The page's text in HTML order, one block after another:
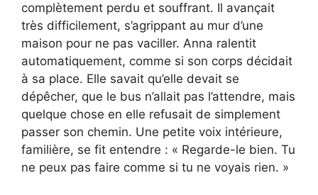
complètement perdu et souffrant. Il avançait
très difficilement, s’agrippant au mur d’une
maison pour ne pas vaciller. Anna ralentit
automatiquement, comme si son corps décidait
à sa place. Elle savait qu’elle devait se
dépêcher, que le bus n’allait pas l’attendre, mais
quelque chose en elle refusait de simplement
passer son chemin. Une petite voix intérieure,
familière, se fit entendre : « Regarde-le bien. Tu
ne peux pas faire comme si tu ne voyais rien. »